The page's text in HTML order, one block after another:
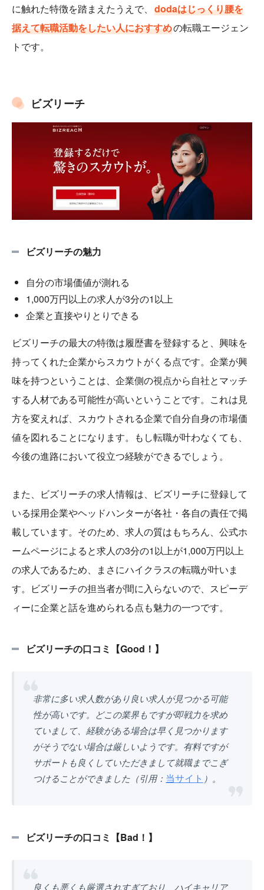
に触れた特徴を踏まえたうえで、 dodaはじっくり腰を
据えて転職活動をしたい人におすすめの転職エージェン
トです。
ビズリーチ
ビズリーチの魅力
自分の市場価値が測れる
1,000万円以上の求人が3分の1以上
企業と直接やりとりできる
ビズリーチの最大の特徴は履歴書を登録すると、興味を
持ってくれた企業からスカウトがくる点です。企業が興
味を持つということは、企業側の視点から自社とマッチ
する人材である可能性が高いということです。これは見
方を変えれば、スカウトされる企業で自分自身の市場価
値を図れることになります。もし転職が叶わなくても、
今後の進路において役立つ経験ができるでしょう。
また、ビズリーチの求人情報は、ビズリーチに登録して
いる採用企業やヘッドハンターが各社・各自の責任で掲
載しています。そのため、求人の質はもちろん、公式ホ
ームページによると求人の3分の1以上が1,000万円以上
の求人であるため、まさにハイクラスの転職が叶いま
す。ビズリーチの担当者が間に入らないので、スピーデ
ィーに企業と話を進められる点も魅力の一つです。
ビズリーチの口コミ【Good！】
非常に多い求人数があり良い求人が見つかる可能
性が高いです。どこの業界もですが即戦力を求め
ていまして、経験がある場合は早く見つかります
がそうでない場合は厳しいようです。有料ですが
サポートも良くしていただきまして就職までこぎ
つけることができました（引用： 当サイト ）。
ビズリーチの口コミ【Bad！】
良くも悪くも厳選されすぎており、ハイキャリア